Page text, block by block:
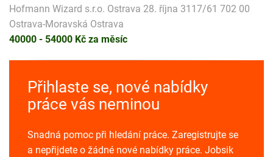
Hofmann Wizard s.r.o. Ostrava 28. října 3117/61 702 00
Ostrava-Moravská Ostrava
40000 - 54000 Kč za měsíc
Přihlaste se, nové nabídky
práce vás neminou
Snadná pomoc při hledání práce. Zaregistrujte se
a nepřijdete o žádné nové nabídky práce. Jobsik